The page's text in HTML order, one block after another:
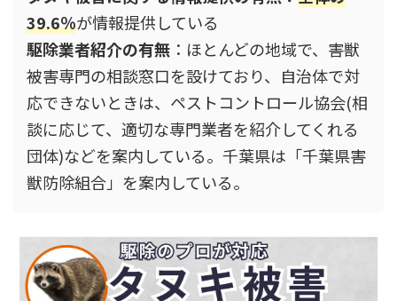
39.6％が情報提供している
駆除業者紹介の有無 ：ほとんどの地域で、害獣
被害専門の相談窓口を設けており、自治体で対
応できないときは、ペストコントロール協会(相
談に応じて、適切な専門業者を紹介してくれる
団体)などを案内している。千葉県は「千葉県害
獣防除組合」を案内している。